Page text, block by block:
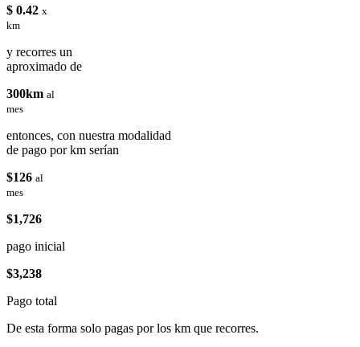
$ 0.42 x
km
y recorres un
aproximado de
300km al
mes
entonces, con nuestra modalidad
de pago por km serían
$126 al
mes
$1,726
pago inicial
$3,238
Pago total
De esta forma solo pagas por los km que recorres.